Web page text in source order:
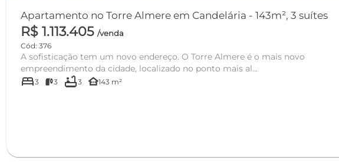
Apartamento no Torre Almere em Candelária - 143m², 3 suítes
R$ 1.113.405 /venda
Cód: 376
A sofisticação tem um novo endereço. O Torre Almere é o mais novo
empreendimento da cidade, localizado no ponto mais al...
bed3 3 bathtub3 other_houses143 m²